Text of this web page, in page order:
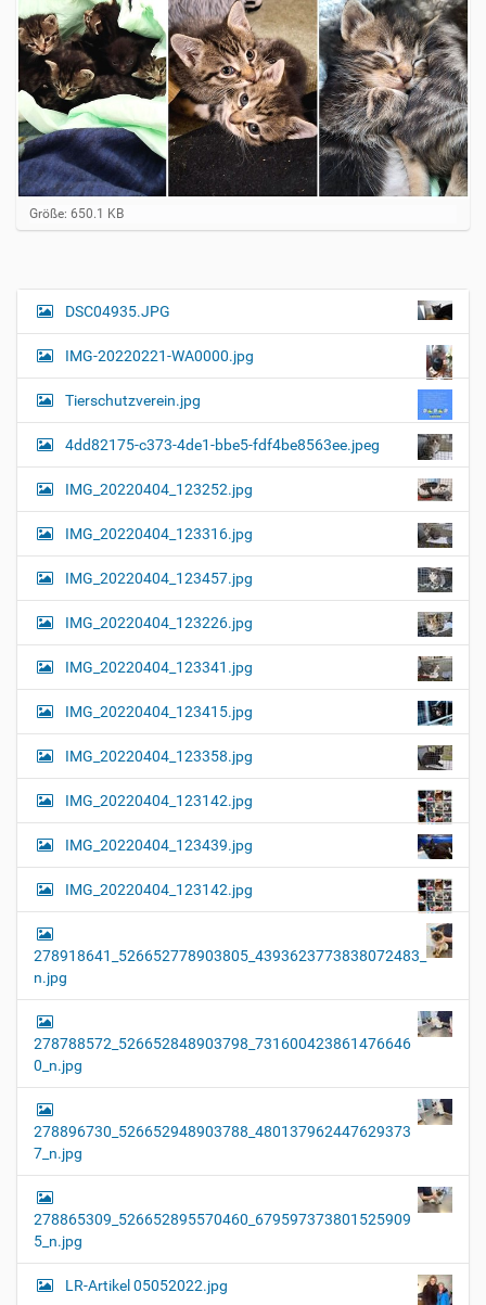
Z
e
e
i
l
r
e
…
Größe: 650.1 KB
N
i
g
a
t
i
o
n
DSC04935.JPG
IMG-20220221-WA0000.jpg
Tierschutzverein.jpg
4dd82175-c373-4de1-bbe5-fdf4be8563ee.jpeg
IMG_20220404_123252.jpg
IMG_20220404_123316.jpg
IMG_20220404_123457.jpg
IMG_20220404_123226.jpg
IMG_20220404_123341.jpg
IMG_20220404_123415.jpg
IMG_20220404_123358.jpg
IMG_20220404_123142.jpg
IMG_20220404_123439.jpg
IMG_20220404_123142.jpg
278918641_526652778903805_4393623773838072483_
n.jpg
278788572_526652848903798_731600423861476646
0_n.jpg
278896730_526652948903788_480137962447629373
7_n.jpg
278865309_526652895570460_679597373801525909
5_n.jpg
LR-Artikel 05052022.jpg